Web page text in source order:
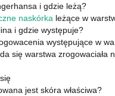
i gdzie leżą?
naskórka leżące w
i gdzie występuje?
występujące w
się warstwa zrogowaciała
jest skóra właściwa?